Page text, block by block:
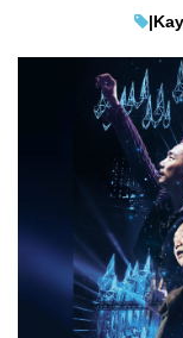
教學評測
生成式AI與雲端應用
Enterprise Digital
|Kay